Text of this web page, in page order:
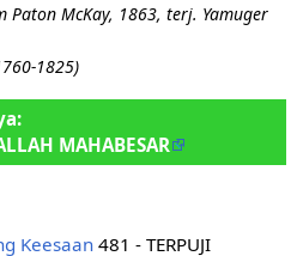
Paton McKay, 1863, terj. Yamuger
1825)
MAHABESAR
Keesaan481 - TERPUJI